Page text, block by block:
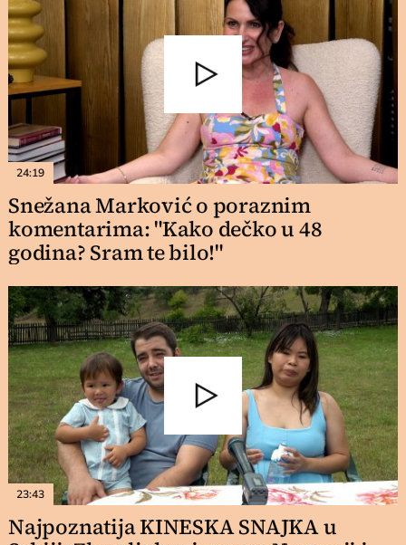
24:19
Snežana Marković o poraznim
komentarima: "Kako dečko u 48
godina? Sram te bilo!"
23:43
Najpoznatija KINESKA SNAJKA u